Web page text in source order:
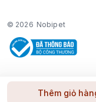
Thêm giỏ
© 2026 Nobipet